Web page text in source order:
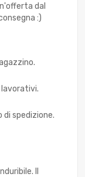
dal
:)
lavorativi.
di spedizione.
Il